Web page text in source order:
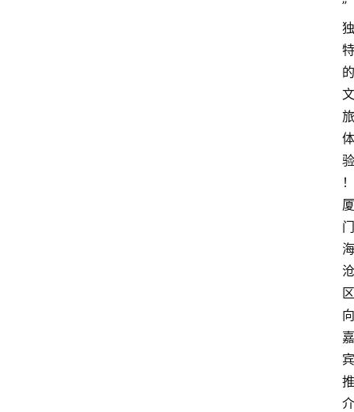
”
独
特
的
文
旅
体
验
！
厦
门
海
沧
区
向
嘉
宾
推
介